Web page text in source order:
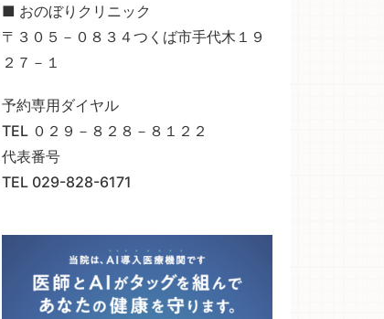
■ おのぼりクリニック
〒３０５－０８３４つくば市手代木１９
２７－１
予約専用ダイヤル
TEL ０２９－８２８－８１２２
代表番号
TEL 029-828-6171